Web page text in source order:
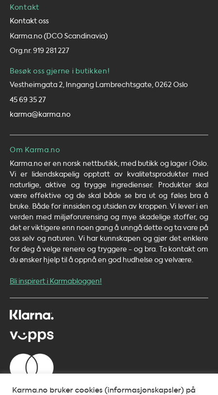
Kontakt
Kontakt oss
Karma.no (DCO Scandinavia)
Org.nr. 919 281 227
Besøk oss gjerne i butikken!
Vestheimgata 2, Inngang Lambrechtsgate, 0262 Oslo
45 69 35 27
karma@karma.no
Om Karma.no
Karma.no er en norsk nettbutikk, med butikk og lager i Oslo.
Vi er lidendskapelig opptatt av kvalitetsprodukter med
naturlige, aktive og trygge ingredienser. Produkter skal
være effektive og de skal både se bra ut og føles bra å
bruke. Både for innsiden og utsiden av kroppen. Vi lever i en
verden med miljøforurensing og mye skadelige stoffer, og
det er viktigere enn noen gang å unngå dette og ta vare på
oss selv og naturen. Vi har kunnskapen og gjør det enklere
for deg å velge renere og tryggere - og bra. Ta kontakt om
du ønsker hjelp til å oppnå en god hudhelse og velvære.
Bli inspirert i Karmabloggen!
Karma.no bruker cookies (informasjonskapsler) på